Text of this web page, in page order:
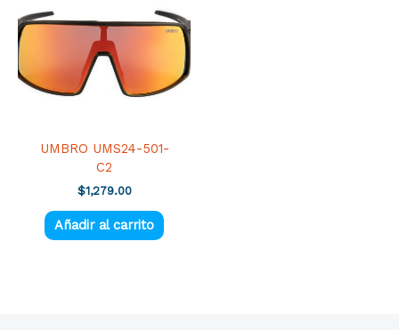
UMBRO UMS24-501-
C2
$1,279.00
Añadir al carrito